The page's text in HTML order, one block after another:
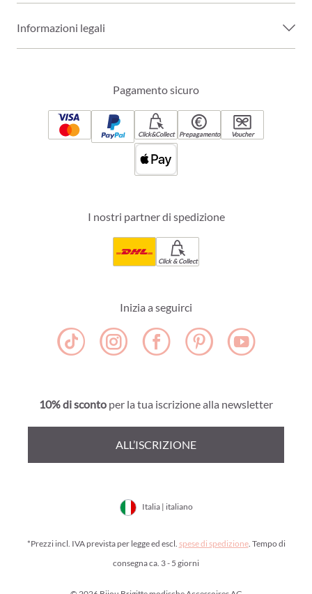
Informazioni legali
Pagamento sicuro
Click&Collect Prepagamento Voucher
I nostri partner di spedizione
Click & Collect
Inizia a seguirci
10% di sconto per la tua iscrizione alla newsletter
ALL’ISCRIZIONE
Italia | italiano
*Prezzi incl. IVA prevista per legge ed escl. spese di spedizione. Tempo di
consegna ca. 3 - 5 giorni